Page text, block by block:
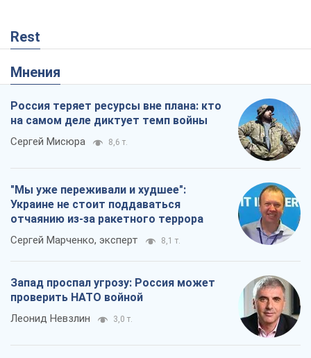
Rest
Мнения
Россия теряет ресурсы вне плана: кто
на самом деле диктует темп войны
Сергей Мисюра 8,6 т.
"Мы уже переживали и худшее":
Украине не стоит поддаваться
отчаянию из-за ракетного террора
Сергей Марченко, эксперт 8,1 т.
Запад проспал угрозу: Россия может
проверить НАТО войной
Леонид Невзлин 3,0 т.